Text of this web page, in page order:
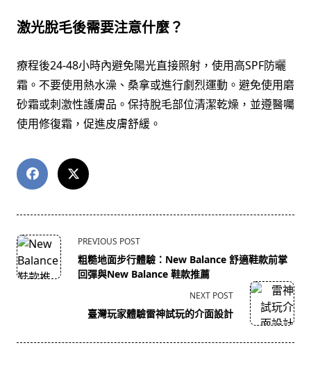
激光脫毛後需要注意什麼？
療程後24-48小時內避免陽光直接照射，使用高SPF防曬
霜。不要使用熱水澡、桑拿或進行劇烈運動。避免使用磨
砂霜或刺激性護膚品。保持脫毛部位清潔乾燥，並遵醫囑
使用修復霜，促進皮膚舒緩。
<span
class="nav-
subtitle
text">Page</span>
PREVIOUS POST
粗糙地面步行體驗：New Balance 舒適鞋款前掌
回彈與New Balance 鞋款推薦
NEXT POST
臺灣玩家體驗雷神試玩的介面設計